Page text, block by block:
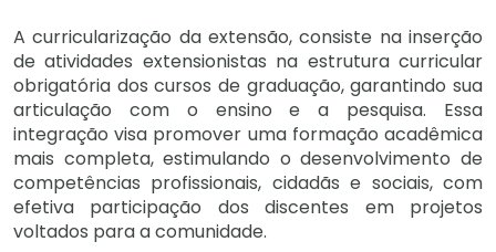
A curricularização da extensão, consiste na inserção
de atividades extensionistas na estrutura curricular
obrigatória dos cursos de graduação, garantindo sua
articulação com o ensino e a pesquisa. Essa
integração visa promover uma formação acadêmica
mais completa, estimulando o desenvolvimento de
competências profissionais, cidadãs e sociais, com
efetiva participação dos discentes em projetos
voltados para a comunidade.